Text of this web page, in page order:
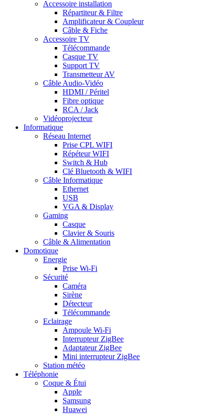
Accessoire installation
Répartiteur & Filtre
Amplificateur & Coupleur
Câble & Fiche
Accessoire TV
Télécommande
Casque TV
Support TV
Transmetteur AV
Câble Audio-Vidéo
HDMI / Péritel
Fibre optique
RCA / Jack
Vidéoprojecteur
Informatique
Réseau Internet
Prise CPL WIFI
Répéteur WIFI
Switch & Hub
Clé Bluetooth & WIFI
Câble Informatique
Ethernet
USB
VGA & Display
Gaming
Casque
Clavier & Souris
Câble & Alimentation
Domotique
Energie
Prise Wi-Fi
Sécurité
Caméra
Sirène
Détecteur
Télécommande
Eclairage
Ampoule Wi-Fi
Interrupteur ZigBee
Adaptateur ZigBee
Mini interrupteur ZigBee
Station météo
Téléphonie
Coque & Étui
Apple
Samsung
Huawei